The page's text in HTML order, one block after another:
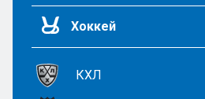
Хоккей
КХЛ